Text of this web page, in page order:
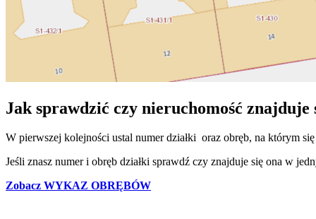
Jak sprawdzić czy nieruchomość
W pierwszej kolejności ustal numer działki oraz obręb, na którym
Jeśli znasz numer i obręb działki sprawdź czy znajduje się ona w
Zobacz WYKAZ OBRĘBÓW